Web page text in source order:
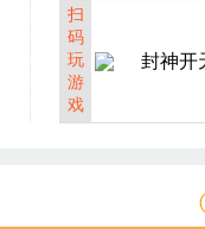
扫
码
玩
游
戏